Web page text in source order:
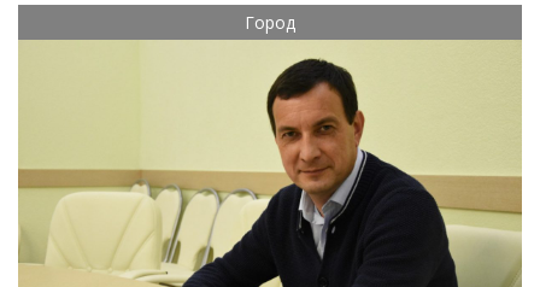
Город